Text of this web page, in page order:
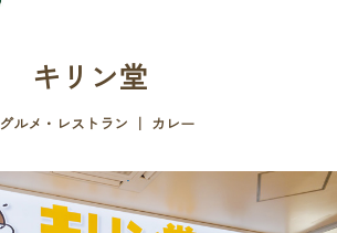
キリン堂
グルメ・レストラン ｜ カレー